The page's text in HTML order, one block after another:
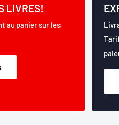
LIVRES!
au panier sur les